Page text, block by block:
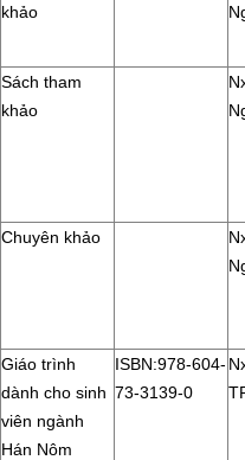
khảo
Sách tham
khảo
Chuyên khảo
Giáo trình
dành cho sinh
viên ngành
Hán Nôm
ISBN:978-604-
73-3139-0